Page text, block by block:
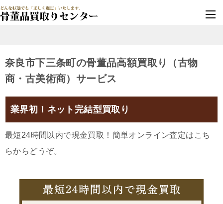
奈良市下三条町の骨董品高額買取り（古物
商・古美術商）サービス
業界初！ネット完結型買取り
最短24時間以内で現金買取！簡単オンライン査定はこち
らからどうぞ。